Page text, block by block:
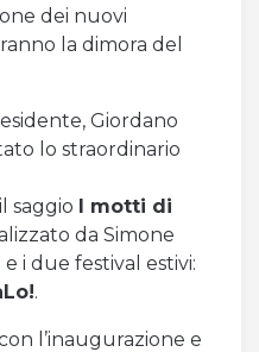
dei nuovi
la dimora del
Giordano
lo straordinario
saggio I motti di
da Simone
i due festival estivi:
.
l’inaugurazione e